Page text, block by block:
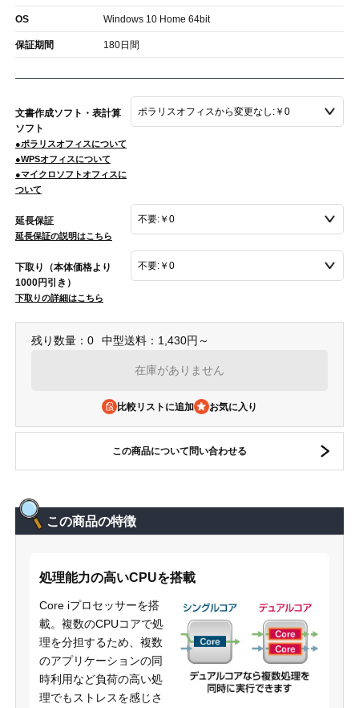
OS Windows 10 Home 64bit
保証期間 180日間
文書作成ソフト・表計算
ソフト
●ポラリスオフィスについて
●WPSオフィスについて
●マイクロソフトオフィスに
ついて
延長保証
延長保証の説明はこちら
下取り（本体価格より
1000円引き）
下取りの詳細はこちら
残り数量：0 中型送料：1,430円～
在庫がありません
比較リストに追加
この商品について問い合わせる
この商品の特徴
処理能力の高いCPUを搭載
Core iプロセッサーを搭
載。複数のCPUコアで処
理を分担するため、複数
のアプリケーションの同
時利用など負荷の高い処
理でもストレスを感じさ